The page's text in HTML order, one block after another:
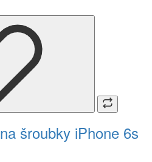
šroubky iPhone 6s